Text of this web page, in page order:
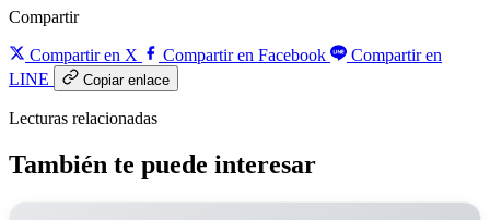
Compartir
Compartir en X Compartir en Facebook
Compartir en
LINE
Copiar enlace
Lecturas relacionadas
También te puede interesar